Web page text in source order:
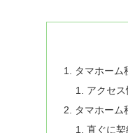
タマホーム
アクセス
タマホーム
直ぐに契